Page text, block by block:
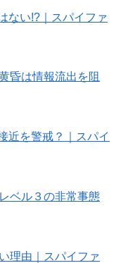
ない!?｜スパイファ
昏は情報流出を阻
近を警戒？｜スパイ
ベル３の非常事態
理由｜スパイファ